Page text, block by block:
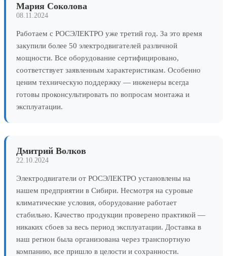
Мария Соколова
08.11.2024
Работаем с РОСЭЛЕКТРО уже третий год. За это время
закупили более 50 электродвигателей различной
мощности. Все оборудование сертифицировано,
соответствует заявленным характеристикам. Особенно
ценим техническую поддержку — инженеры всегда
готовы проконсультировать по вопросам монтажа и
эксплуатации.
Дмитрий Волков
22.10.2024
Электродвигатели от РОСЭЛЕКТРО установлены на
нашем предприятии в Сибири. Несмотря на суровые
климатические условия, оборудование работает
стабильно. Качество продукции проверено практикой —
никаких сбоев за весь период эксплуатации. Доставка в
наш регион была организована через транспортную
компанию, все пришло в целости и сохранности.